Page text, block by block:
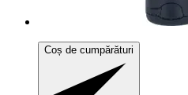
Coș de cumpărături